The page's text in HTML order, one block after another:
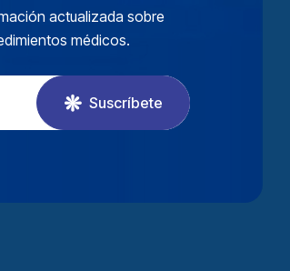
actualizada sobre
médicos.
Suscríbete